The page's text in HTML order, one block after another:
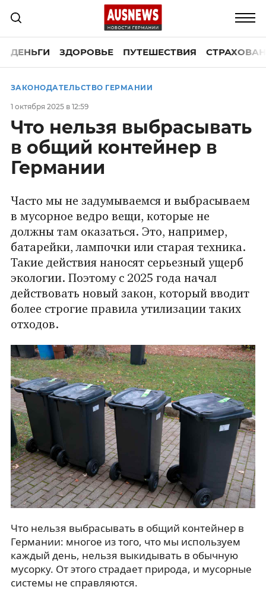
ДЕНЬГИ ЗДОРОВЬЕ ПУТЕШЕСТВИЯ
ЗАКОНОДАТЕЛЬСТВО ГЕРМАНИИ
1 октября 2025 в 12:59
Что нельзя выбрасывать
в общий контейнер в
Германии
Часто мы не задумываемся и выбрасываем
в мусорное ведро вещи, которые не
должны там оказаться. Это, например,
батарейки, лампочки или старая техника.
Такие действия наносят серьезный ущерб
экологии. Поэтому с 2025 года начал
действовать новый закон, который вводит
более строгие правила утилизации таких
отходов.
Что нельзя выбрасывать в общий контейнер в
Германии: многое из того, что мы используем
каждый день, нельзя выкидывать в обычную
мусорку. От этого страдает природа, и мусорные
системы не справляются.